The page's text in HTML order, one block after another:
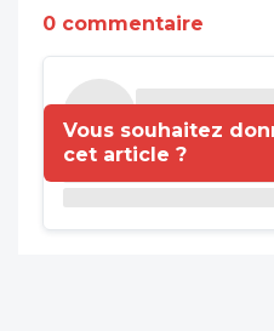
0 commentaire
Vous souhaitez
cet article ?